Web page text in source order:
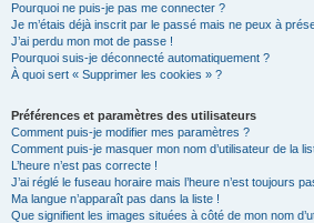
Pourquoi ne puis-je pas me connecter ?
Je m’étais déjà inscrit par le passé mais ne peux à
J’ai perdu mon mot de passe !
Pourquoi suis-je déconnecté automatiquement ?
À quoi sert « Supprimer les cookies » ?
Préférences et paramètres des utilisateurs
Comment puis-je modifier mes paramètres ?
Comment puis-je masquer mon nom d’utilisateur de la
L’heure n’est pas correcte !
J’ai réglé le fuseau horaire mais l’heure n’est toujours
Ma langue n’apparaît pas dans la liste !
Que signifient les images situées à côté de mon nom